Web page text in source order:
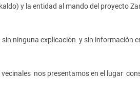
y la entidad al mando del proyecto
ninguna explicación y sin información
nos presentamos en el lugar